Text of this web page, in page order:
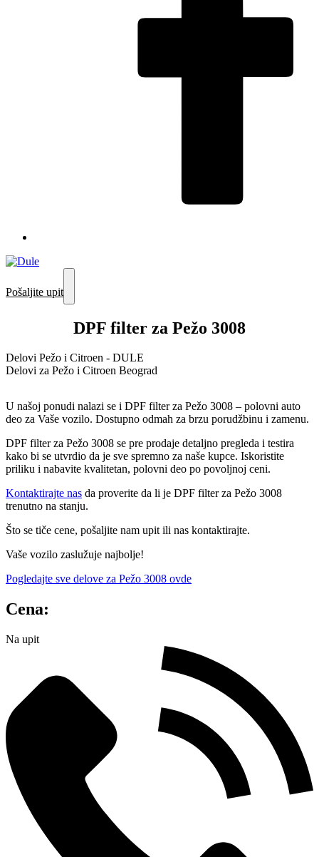
Pošaljite upit
DPF filter za Pežo 3008
Delovi Pežo i Citroen - DULE
Delovi za Pežo i Citroen Beograd
U našoj ponudi nalazi se i DPF filter za Pežo 3008 – polovni auto
deo za Vaše vozilo. Dostupno odmah za brzu porudžbinu i zamenu.
DPF filter za Pežo 3008 se pre prodaje detaljno pregleda i testira
kako bi se utvrdio da je sve spremno za naše kupce. Iskoristite
priliku i nabavite kvalitetan, polovni deo po povoljnoj ceni.
Kontaktirajte nas da proverite da li je DPF filter za Pežo 3008
trenutno na stanju.
Što se tiče cene, pošaljite nam upit ili nas kontaktirajte.
Vaše vozilo zaslužuje najbolje!
Pogledajte sve delove za Pežo 3008 ovde
Cena:
Na upit